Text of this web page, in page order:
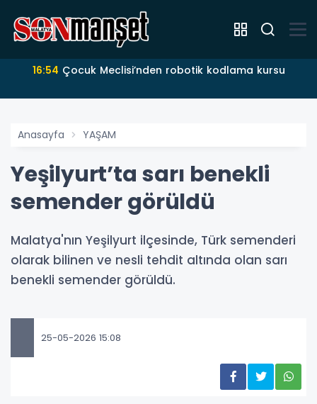
16:54 Çocuk Meclisi’nden robotik kodlama kursu
Anasayfa YAŞAM
Yeşilyurt’ta sarı benekli
semender görüldü
Malatya'nın Yeşilyurt ilçesinde, Türk semenderi
olarak bilinen ve nesli tehdit altında olan sarı
benekli semender görüldü.
25-05-2026 15:08